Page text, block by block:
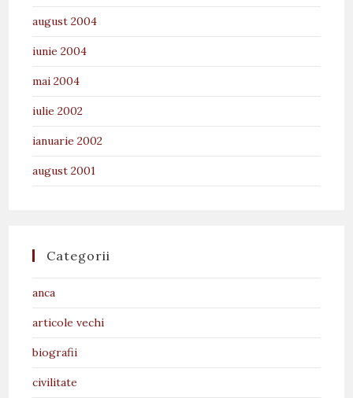
august 2004
iunie 2004
mai 2004
iulie 2002
ianuarie 2002
august 2001
Categorii
anca
articole vechi
biografii
civilitate